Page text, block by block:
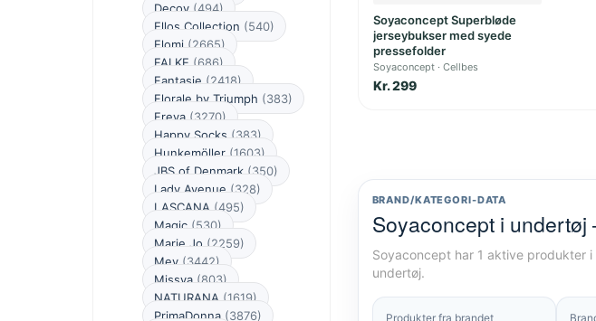
Decoy (494)
Ellos Collection (540)
Elomi (2665)
FALKE (686)
Fantasie (2418)
Florale by Triumph (383)
Freya (3270)
Happy Socks (383)
Hunkemöller (1603)
JBS of Denmark (350)
Lady Avenue (328)
LASCANA (495)
Magic (530)
Marie Jo (2259)
Mey (3442)
Missya (803)
NATURANA (1619)
PrimaDonna (3876)
Soyaconcept Superbløde
jerseybukser med syede
pressefolder
Soyaconcept Cellbes
Kr. 299
BRAND/KATEGORI-DATA
Soyaconcept i
Soyaconcept har 1 aktive produkter
undertøj.
Produkter fra brandet